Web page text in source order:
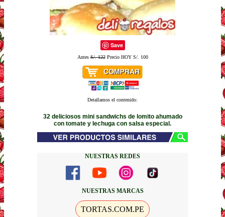
Save
AntesS/. 122Precio HOY S/. 100
Detallamos el contenido:
32 deliciosos mini sandwichs de lomito ahumado
con tomate y lechuga con salsa especial.
NUESTRAS REDES
NUESTRAS MARCAS
TORTAS.COM.PE